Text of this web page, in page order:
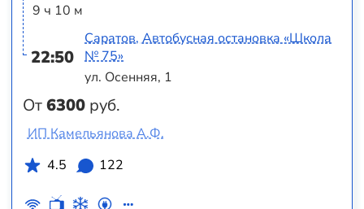
9 ч 10 м
22:50
От6300 руб.
Саратов, Автобусная остановка «Школа
№ 75»
ул. Осенняя, 1
ИП Камельянова А.Ф.
4.5
122